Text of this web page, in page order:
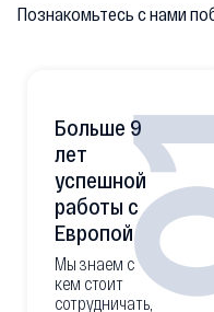
Познакомьтесь с нами
Больше 9
лет
успешной
работы с
Европой
Мы знаем с
кем стоит
сотрудничать,